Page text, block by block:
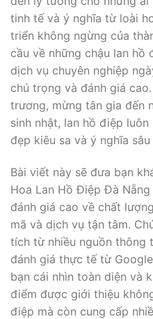
tinh tế và ý nghĩa từ loài
triển không ngừng của
cầu về những chậu lan
dịch vụ chuyên nghiệp
chú trọng và đánh giá
trương, mừng tân gia đến
sinh nhật, lan hồ điệp
đẹp kiêu sa và ý nghĩa
Bài viết này sẽ đưa bạn
Hoa Lan Hồ Điệp Đà
đánh giá cao về chất
mã và dịch vụ tận tâm.
tích từ nhiều nguồn thông
đánh giá thực tế từ
bạn cái nhìn toàn diện và
điểm được giới thiệu
điệp mà còn cung cấp